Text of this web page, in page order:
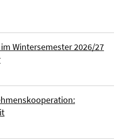
Wintersemester 2026/27